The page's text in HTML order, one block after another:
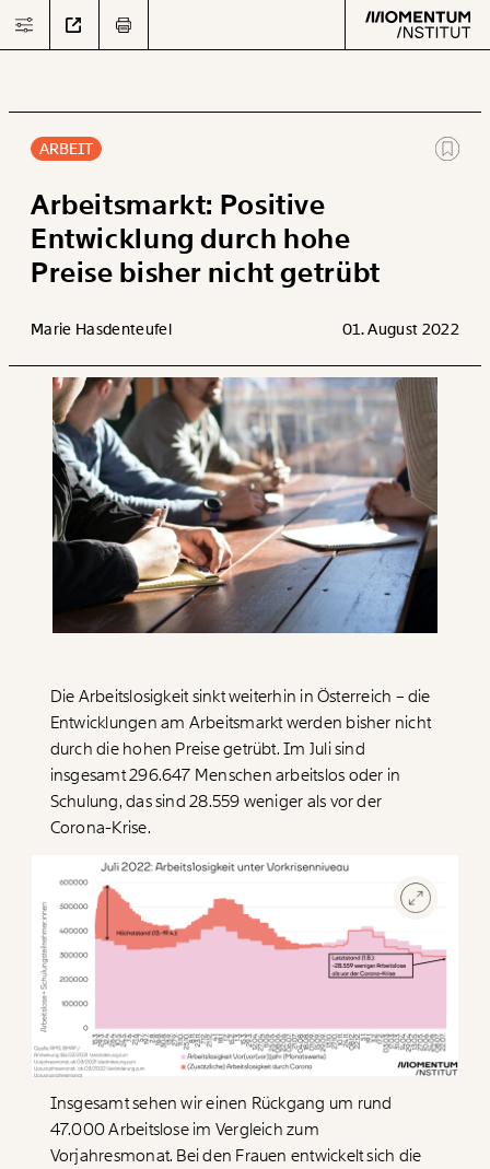
Arbeit
Verteilung
Klima
Datensätze
Paper der Woche
Projekte
Kürzungslandkarte
Erbschaftssteuer-Rechner
Koalitions-Kompass
Care-Rechner
Befristungs-Monitor
Pflegerechner
Parlagram
Über uns
Team
Jahresberichte
Pressebereich
Jobs & Fellowships
Textsecond
ARBEIT
Arbeitsmarkt: Positive
Entwicklung durch hohe
Preise bisher nicht getrübt
Marie Hasdenteufel 01. August 2022
Die Arbeitslosigkeit sinkt weiterhin in Österreich – die
Entwicklungen am Arbeitsmarkt werden bisher nicht
durch die hohen Preise getrübt. Im Juli sind
insgesamt 296.647 Menschen arbeitslos oder in
Schulung, das sind 28.559 weniger als vor der
Corona-Krise.
Insgesamt sehen wir einen Rückgang um rund
47.000 Arbeitslose im Vergleich zum
Vorjahresmonat. Bei den Frauen entwickelt sich die